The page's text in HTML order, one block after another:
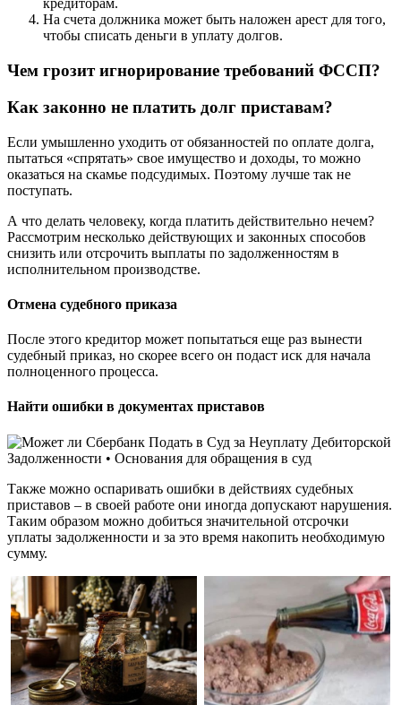
кредиторам.
На счета должника может быть наложен арест для того,
чтобы списать деньги в уплату долгов.
Чем грозит игнорирование требований ФССП?
Как законно не платить долг приставам?
Если умышленно уходить от обязанностей по оплате долга,
пытаться «спрятать» свое имущество и доходы, то можно
оказаться на скамье подсудимых. Поэтому лучше так не
поступать.
А что делать человеку, когда платить действительно нечем?
Рассмотрим несколько действующих и законных способов
снизить или отсрочить выплаты по задолженностям в
исполнительном производстве.
Отмена судебного приказа
После этого кредитор может попытаться еще раз вынести
судебный приказ, но скорее всего он подаст иск для начала
полноценного процесса.
Найти ошибки в документах приставов
Также можно оспаривать ошибки в действиях судебных
приставов – в своей работе они иногда допускают нарушения.
Таким образом можно добиться значительной отсрочки
уплаты задолженности и за это время накопить необходимую
сумму.